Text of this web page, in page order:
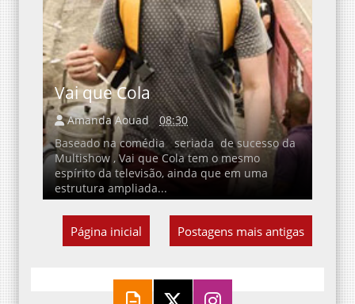
Vai que Cola
Amanda Aouad
08:30
Baseado na comédia seriada de sucesso da
Multishow , Vai que Cola tem o mesmo
espírito da televisão, ainda que em uma
estrutura ampliada...
Postagens mais antigas
Página inicial